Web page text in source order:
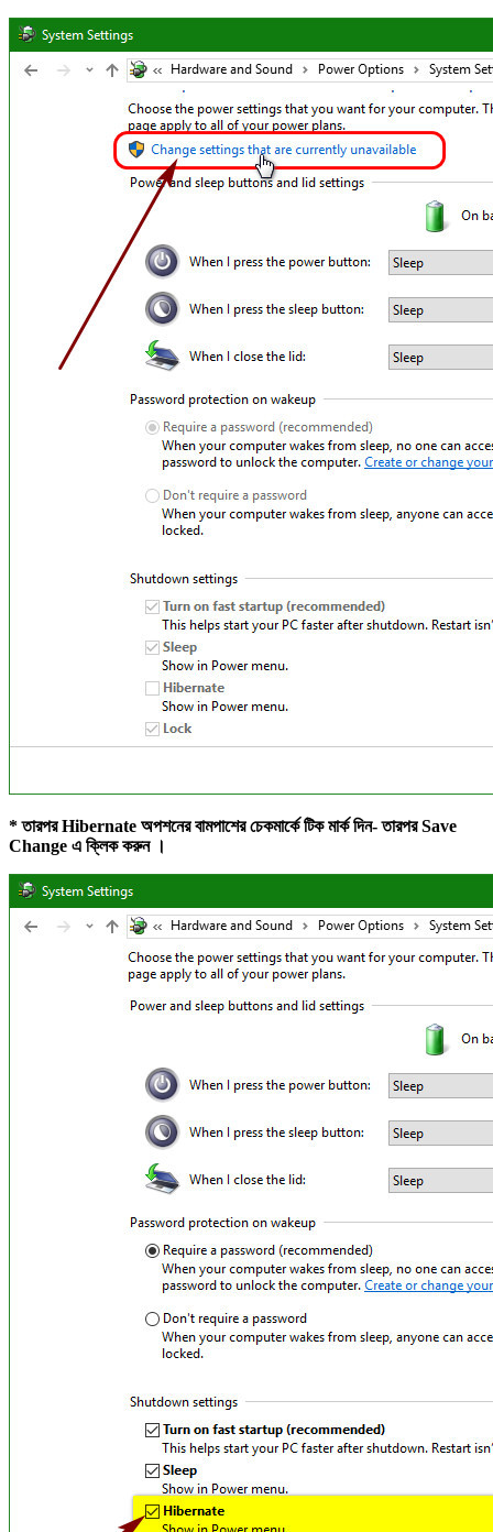
* তারপর Hibernate অপশনের বামপাশের চেকমার্কে টিক মার্ক দিন- তারপর Save
Change এ ক্লিক করুন ।